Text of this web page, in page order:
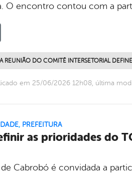
O encontro contou com a
REUNIÃO DO COMITÊ INTERSETORIAL
em 25/06/2026 12h08, última
, PREFEITURA
as prioridades do
Cabrobó é convidada a